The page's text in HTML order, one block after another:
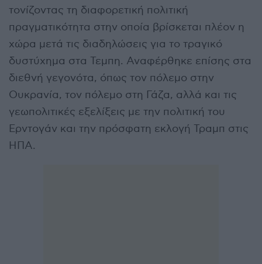
τονίζοντας τη διαφορετική πολιτική
πραγματικότητα στην οποία βρίσκεται πλέον η
χώρα μετά τις διαδηλώσεις για το τραγικό
δυστύχημα στα Τεμπη. Αναφέρθηκε επίσης στα
διεθνή γεγονότα, όπως τον πόλεμο στην
Ουκρανία, τον πόλεμο στη Γάζα, αλλά και τις
γεωπολιτικές εξελίξεις με την πολιτική του
Ερντογάν και την πρόσφατη εκλογή Τραμπ στις
ΗΠΑ.